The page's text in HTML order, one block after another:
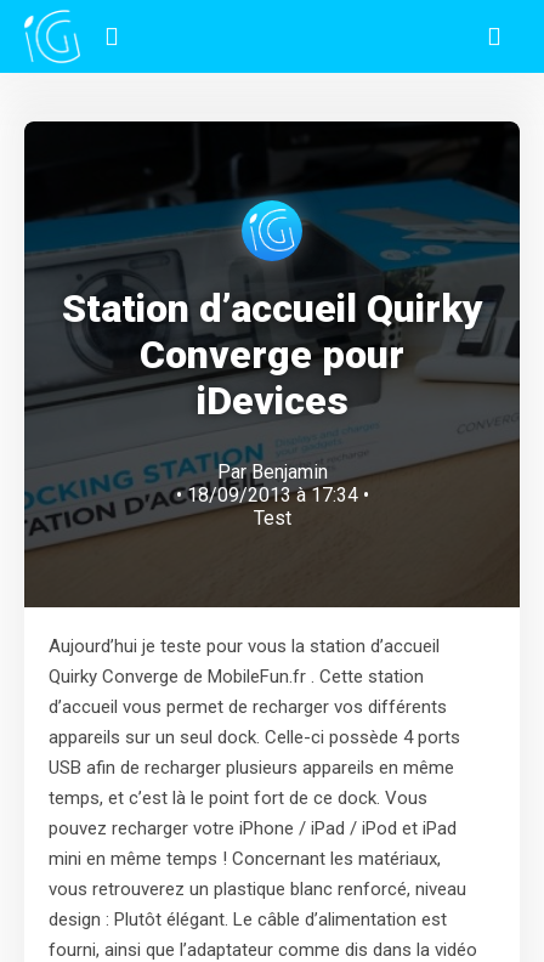
Station d’accueil Quirky
Converge pour
iDevices
ParBenjamin
• 18/09/2013 à 17:34 •
Test
Aujourd’hui je teste pour vous la station d’accueil
Quirky Converge de MobileFun.fr . Cette station
d’accueil vous permet de recharger vos différents
appareils sur un seul dock. Celle-ci possède 4 ports
USB afin de recharger plusieurs appareils en même
temps, et c’est là le point fort de ce dock. Vous
pouvez recharger votre iPhone / iPad / iPod et iPad
mini en même temps ! Concernant les matériaux,
vous retrouverez un plastique blanc renforcé, niveau
design : Plutôt élégant. Le câble d’alimentation est
fourni, ainsi que l’adaptateur comme dis dans la vidéo